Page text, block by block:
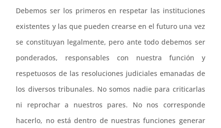
Debemos ser los primeros en respetar las instituciones
existentes y las que pueden crearse en el futuro una vez
se constituyan legalmente, pero ante todo debemos ser
ponderados, responsables con nuestra función y
respetuosos de las resoluciones judiciales emanadas de
los diversos tribunales. No somos nadie para criticarlas
ni reprochar a nuestros pares. No nos corresponde
hacerlo, no está dentro de nuestras funciones generar